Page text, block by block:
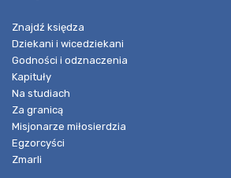
Znajdź księdza
Dziekani i wicedziekani
Godności i odznaczenia
Kapituły
Na studiach
Za granicą
Misjonarze miłosierdzia
Egzorcyści
Zmarli